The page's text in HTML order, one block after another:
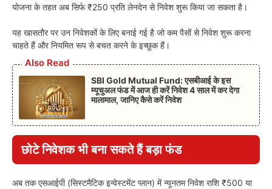
योजना के तहत अब सिर्फ ₹250 प्रति लेनदेन से निवेश शुरू किया जा सकता है।
यह खासतौर पर उन निवेशकों के लिए बनाई गई है जो कम पैसों से निवेश शुरू करना
चाहते हैं और नियमित रूप से बचत करने के इच्छुक हैं।
Also Read
SBI Gold Mutual Fund: एसबीआई के इस
म्यूचुअल फंड में आज ही करें निवेश 4 साल में कर देगा
मालामाल, जानिए कैसे करें निवेश
छोटे निवेशक भी बना सकते हैं बड़ा फंड
अब तक एसआईपी (सिस्टमैटिक इन्वेस्टमेंट प्लान) में न्यूनतम निवेश राशि ₹500 या